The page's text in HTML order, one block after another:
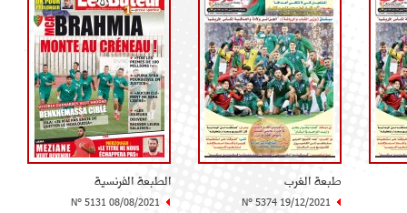
طبعة الغرب
N° 5374 19/12/2021
الطبعة الفرنسية
N° 5131 08/08/2021